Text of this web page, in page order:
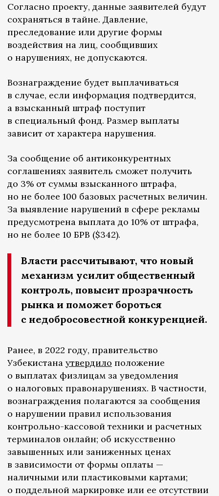
Согласно проекту, данные заявителей будут
сохраняться в тайне. Давление,
преследование или другие формы
воздействия на лиц, сообщивших
о нарушениях, не допускаются.
Вознаграждение будет выплачиваться
в случае, если информация подтвердится,
а взысканный штраф поступит
в специальный фонд. Размер выплаты
зависит от характера нарушения.
За сообщение об антиконкурентных
соглашениях заявитель сможет получить
до 3% от суммы взысканного штрафа,
но не более 100 базовых расчетных величин.
За выявление нарушений в сфере рекламы
предусмотрена выплата до 10% от штрафа,
но не более 10 БРВ ($342).
Власти рассчитывают, что новый
механизм усилит общественный
контроль, повысит прозрачность
рынка и поможет бороться
с недобросовестной конкуренцией.
Ранее, в 2022 году, правительство
Узбекистана утвердило положение
о выплатах физлицам за уведомления
о налоговых правонарушениях. В частности,
вознаграждения полагаются за сообщения
о нарушении правил использования
контрольно-кассовой техники и расчетных
терминалов онлайн; об искусственно
завышенных или заниженных ценах
в зависимости от формы оплаты —
наличными или пластиковыми картами;
о поддельной маркировке или ее отсутствии